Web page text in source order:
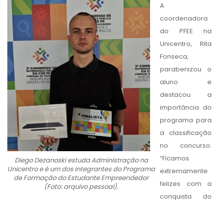
Diego Dezanoski estuda Administração na
Unicentro e é um dos integrantes do Programa
de Formação do Estudante Empreendedor
(Foto: arquivo pessoal).
A
coordenadora
do PFEE na
Unicentro, Rita
Fonseca,
parabenizou o
aluno e
destacou a
importância do
programa para
a classificação
no concurso.
“Ficamos
extremamente
felizes com a
conquista do